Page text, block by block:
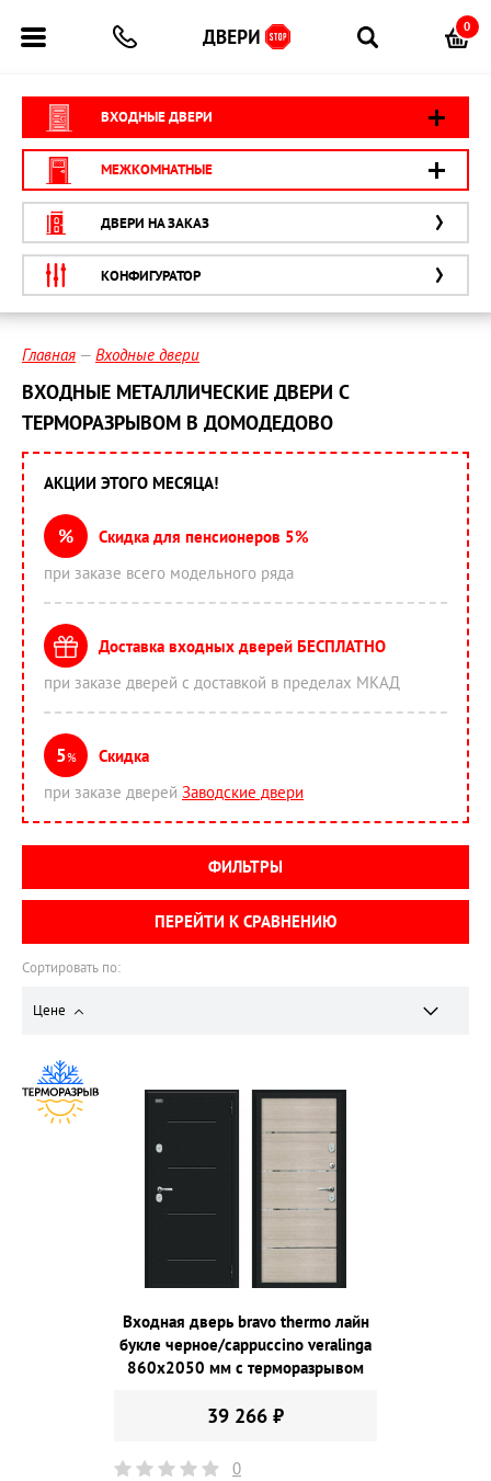
0
ВХОДНЫЕ ДВЕРИ
МЕЖКОМНАТНЫЕ
ДВЕРИ НА ЗАКАЗ
КОНФИГУРАТОР
Главная Входные двери
ВХОДНЫЕ МЕТАЛЛИЧЕСКИЕ ДВЕРИ С
ТЕРМОРАЗРЫВОМ В ДОМОДЕДОВО
Сортировать по:
Цене
Входная дверь bravo thermo лайн
букле черное/cappuccino veralinga
860х2050 мм с терморазрывом
39 266 ₽
0
АКЦИИ ЭТОГО МЕСЯЦА!
%
Скидка для пенсионеров 5%
при заказе всего модельного ряда
Доставка входных дверей БЕСПЛАТНО
при заказе дверей с доставкой в пределах МКАД
5%
Скидка
при заказе дверей Заводские двери
ФИЛЬТРЫ
ПЕРЕЙТИ К СРАВНЕНИЮ